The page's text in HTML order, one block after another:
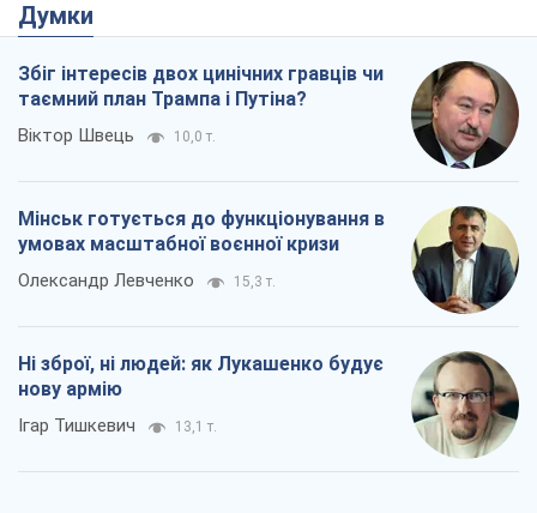
Думки
Збіг інтересів двох цинічних гравців чи
таємний план Трампа і Путіна?
Віктор Швець 10,0 т.
Мінськ готується до функціонування в
умовах масштабної воєнної кризи
Олександр Левченко 15,3 т.
Ні зброї, ні людей: як Лукашенко будує
нову армію
Ігар Тишкевич 13,1 т.